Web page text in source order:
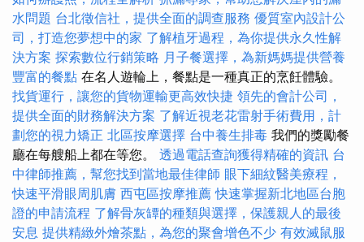
水問題 台北徵信社，提供全面的調查服務 優質室內設計公
司，打造您夢想中的家 了解植牙過程，為你提供永久性解
決方案 探索數位行銷策略 月子餐選擇，為新媽媽提供營養
豐富的餐點 在名人遊輪上，餐點是一種真正的烹飪體驗。
找貨運行，讓您的貨物運輸更高效快捷 領先的會計公司，
提供全面的財務解決方案 了解近視老花雷射手術費用，計
劃您的視力矯正 北區按摩選擇 台中養生排毒 我們的獎勵餐
廳在每艘船上都在等您。 透過電話查詢獲得精確的資訊 台
中律師推薦，幫您找到當地最佳律師 眼下細紋醫美療程，
快速平滑眼周肌膚 西屯區按摩推薦快速掌握新北地區台胞
證的申請流程 了解骨灰罈的種類與選擇，保護親人的最後
安息 提供精緻外燴茶點，為您的聚會增色不少 有效滅鼠服